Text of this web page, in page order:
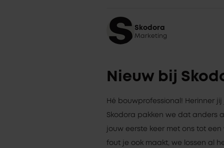
Skodora
Marketing
Nieuw bij
Hé bouwprofessional! Herinner
Skodora pakken we dat anders
jouw eerste keer met ons tot
fout je ook maakt, we lossen al